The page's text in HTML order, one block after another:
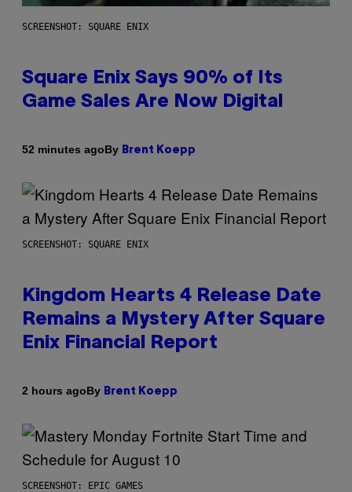
SCREENSHOT: SQUARE ENIX
Square Enix Says 90% of Its
Game Sales Are Now Digital
52 minutes agoBy Brent Koepp
SCREENSHOT: SQUARE ENIX
Kingdom Hearts 4 Release Date
Remains a Mystery After Square
Enix Financial Report
2 hours agoBy Brent Koepp
SCREENSHOT: EPIC GAMES